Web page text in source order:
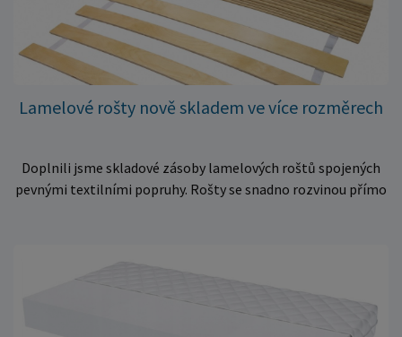
Lamelové rošty nově skladem ve více rozměrech
Doplnili jsme skladové zásoby lamelových roštů spojených
pevnými textilními popruhy. Rošty se snadno rozvinou přímo
množství kusů, proto můžeme objednávky rychle expedovat.
Vyberte si vhodný rozměr a dopřejte své matraci kvalitní
podklad za výhodnou cenu.